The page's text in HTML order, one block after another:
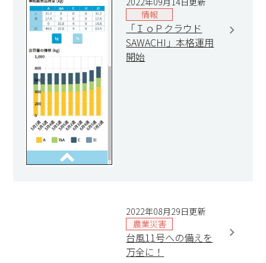
情報
「ＩｏＰクラウド
SAWACHI」本格運用
開始
2022年08月29日更新
農業災害
台風11号への備えを
万全に！